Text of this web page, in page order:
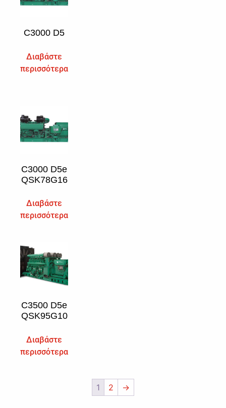
C3000 D5
Διαβάστε
περισσότερα
C3000 D5e
QSK78G16
Διαβάστε
περισσότερα
C3500 D5e
QSK95G10
Διαβάστε
περισσότερα
1 2 →